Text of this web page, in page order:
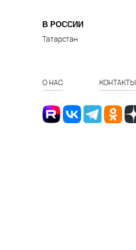
В РОССИИ
Татарстан
О НАС КОНТАКТЫ